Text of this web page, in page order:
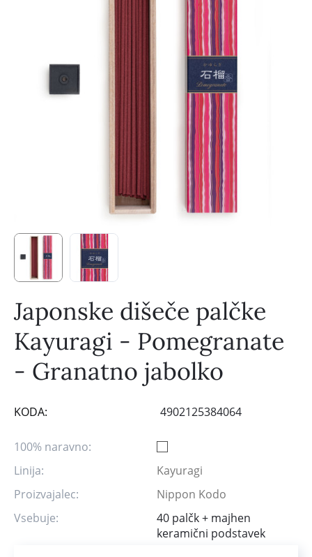
Japonske dišeče palčke
Kayuragi - Pomegranate
- Granatno jabolko
KODA: 4902125384064
100% naravno:
Linija:
Kayuragi
Proizvajalec:
Nippon Kodo
Vsebuje:
40 palčk + majhen
keramični podstavek